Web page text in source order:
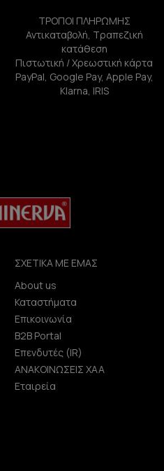
ΤΡΟΠΟΙ ΠΛΗΡΩΜΗΣ
Αντικαταβολή, Τραπεζική
κατάθεση
Πιστωτική / Χρεωστική κάρτα
PayPal, Google Pay, Apple Pay,
Klarna, IRIS
ΣΧΕΤΙΚΑ ΜΕ ΕΜΑΣ
About us
Καταστήματα
Επικοινωνία
B2B Portal
Επενδυτές (IR)
ΑΝΑΚΟΙΝΩΣΕΙΣ ΧΑΑ
Εταιρεία